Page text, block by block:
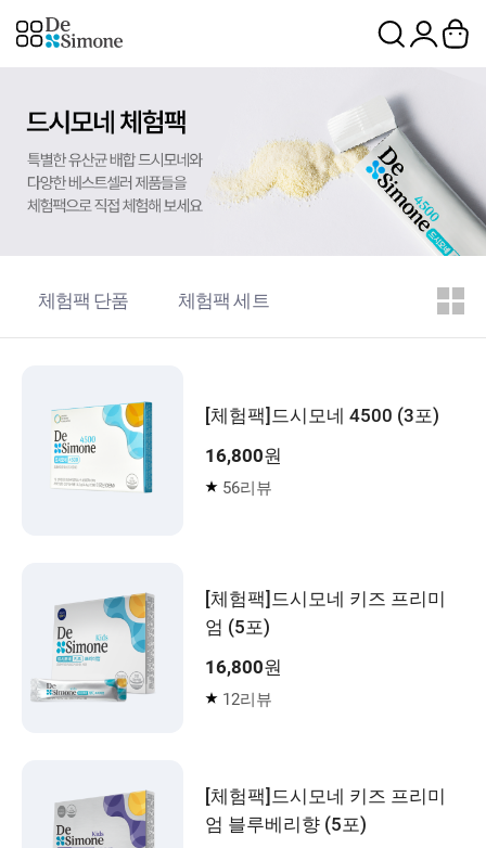
체험팩 단품 체험팩 세트
[체험팩]드시모네 4500 (3포)
16,800원
56리뷰
[체험팩]드시모네 키즈 프리미
엄 (5포)
16,800원
12리뷰
[체험팩]드시모네 키즈 프리미
엄 블루베리향 (5포)